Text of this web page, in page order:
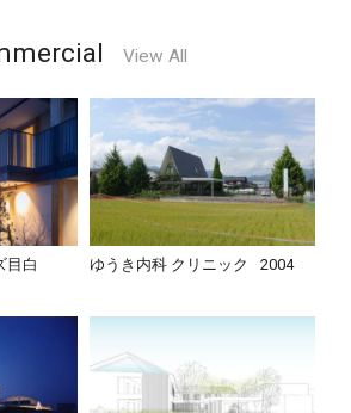
View All
目白
ゆうき内科 クリニック 2004